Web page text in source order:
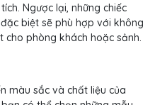
Ngược lại, những chiếc
biệt sẽ phù hợp với không
phòng khách hoặc sảnh.
màu sắc và chất liệu của